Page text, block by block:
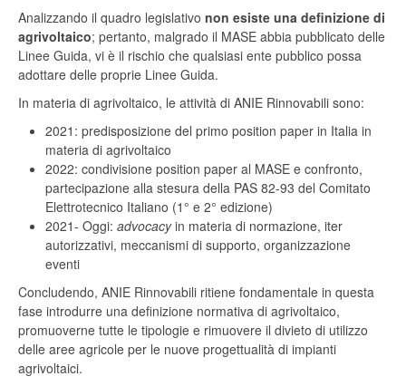
Analizzando il quadro legislativo non esiste una definizione di
agrivoltaico; pertanto, malgrado il MASE abbia pubblicato delle
Linee Guida, vi è il rischio che qualsiasi ente pubblico possa
adottare delle proprie Linee Guida.
In materia di agrivoltaico, le attività di ANIE Rinnovabili sono:
2021: predisposizione del primo position paper in Italia in
materia di agrivoltaico
2022: condivisione position paper al MASE e confronto,
partecipazione alla stesura della PAS 82-93 del Comitato
Elettrotecnico Italiano (1° e 2° edizione)
2021- Oggi: advocacyin materia di normazione, iter
autorizzativi, meccanismi di supporto, organizzazione
eventi
Concludendo, ANIE Rinnovabili ritiene fondamentale in questa
fase introdurre una definizione normativa di agrivoltaico,
promuoverne tutte le tipologie e rimuovere il divieto di utilizzo
delle aree agricole per le nuove progettualità di impianti
agrivoltaici.